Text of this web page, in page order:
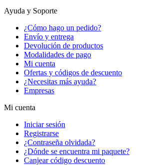
Ayuda y Soporte
¿Cómo hago un pedido?
Envío y entrega
Devolución de productos
Modalidades de pago
Mi cuenta
Ofertas y códigos de descuento
¿Necesitas más ayuda?
Empresas
Mi cuenta
Iniciar sesión
Registrarse
¿Contraseña olvidada?
¿Dónde se encuentra mi paquete?
Canjear código descuento